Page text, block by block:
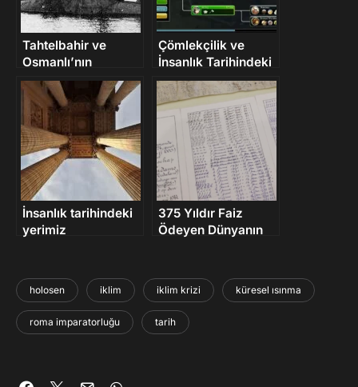
Tahtelbahir ve
Osmanlı’nın
Denizaltıları
Çömlekçilik ve
İnsanlık Tarihindeki
Önemi
İnsanlık tarihindeki
yerimiz
375 Yıldır Faiz
Ödeyen Dünyanın
holosen iklim iklim krizi küresel ısınma
roma imparatorluğu tarih